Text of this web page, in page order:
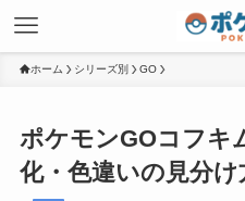
ホーム シリーズ別 GO
ポケモンGOコフキ
化・色違いの見分け